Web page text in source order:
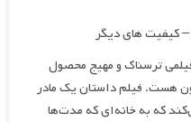
کیفیت های دیگر
ترسناک و مهیج محصول
کالفون هست. فیلم داستان یک مادر
می‌کند که به خانه‌ای که مدت‌ها